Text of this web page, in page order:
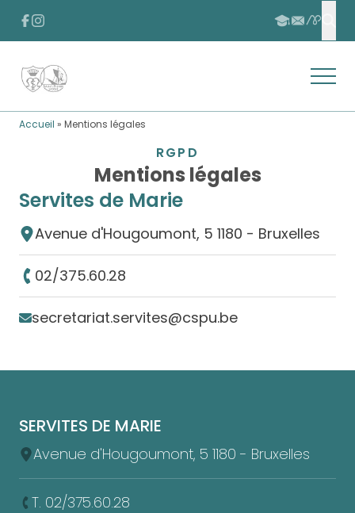
Passer au pied de page
FACEBOOK
INSTAGRAM INSCRIPTION
CONTACT
Retour à l'accueil
Accueil » Mentions légales
RGPD
Mentions légales
Servites de Marie
Avenue d'Hougoumont, 5 1180 - Bruxelles
02/375.60.28
secretariat.servites@cspu.be
SERVITES DE MARIE
Avenue d'Hougoumont, 5 1180 - Bruxelles
T. 02/375.60.28